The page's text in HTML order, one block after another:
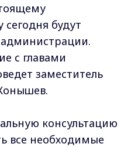
будут
администрации.
с главами
заместитель
консультацию
все необходимые